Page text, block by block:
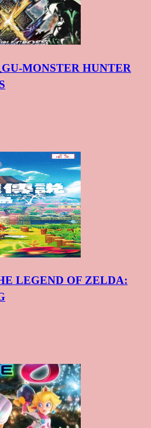
MONSTER HUNTER
LEGEND OF ZELDA: